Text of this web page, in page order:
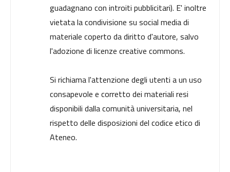
guadagnano con introiti pubblicitari). E' inoltre
vietata la condivisione su social media di
materiale coperto da diritto d'autore, salvo
l'adozione di licenze creative commons.
Si richiama l'attenzione degli utenti a un uso
consapevole e corretto dei materiali resi
disponibili dalla comunità universitaria, nel
rispetto delle disposizioni del codice etico di
Ateneo.